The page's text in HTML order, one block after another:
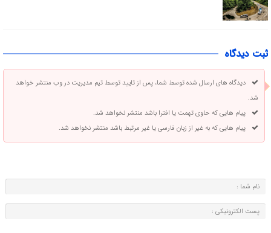
ثبت دیدگاه
دیدگاه های ارسال شده توسط شما، پس از تایید توسط تیم مدیریت در وب منتشر خواهد
شد.
پیام هایی که حاوی تهمت یا افترا باشد منتشر نخواهد شد.
پیام هایی که به غیر از زبان فارسی یا غیر مرتبط باشد منتشر نخواهد شد.